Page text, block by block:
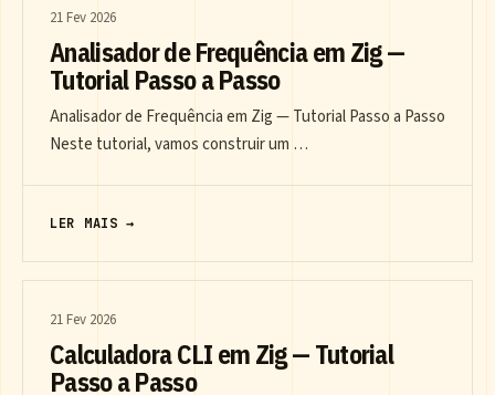
21 Fev 2026
Analisador de Frequência em Zig —
Tutorial Passo a Passo
Analisador de Frequência em Zig — Tutorial Passo a Passo
Neste tutorial, vamos construir um …
LER MAIS →
21 Fev 2026
Calculadora CLI em Zig — Tutorial
Passo a Passo